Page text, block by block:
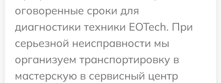
оговоренные сроки для
диагностики техники EOTech. При
серьезной неисправности мы
организуем транспортировку в
мастерскую в сервисный центр